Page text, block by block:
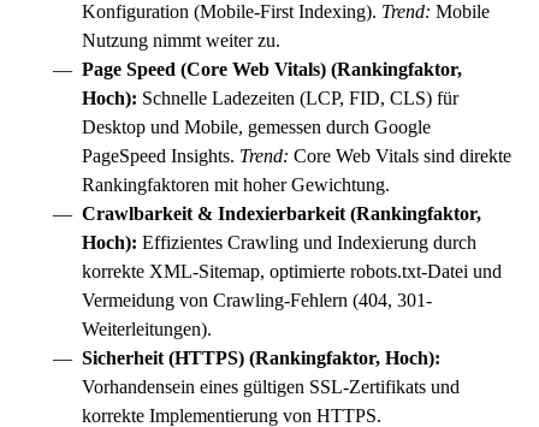
Konfiguration (Mobile-First Indexing). Trend: Mobile
Nutzung nimmt weiter zu.
Page Speed (Core Web Vitals) (Rankingfaktor,
Hoch): Schnelle Ladezeiten (LCP, FID, CLS) für
Desktop und Mobile, gemessen durch Google
PageSpeed Insights. Trend: Core Web Vitals sind direkte
Rankingfaktoren mit hoher Gewichtung.
Crawlbarkeit & Indexierbarkeit (Rankingfaktor,
Hoch): Effizientes Crawling und Indexierung durch
korrekte XML-Sitemap, optimierte robots.txt-Datei und
Vermeidung von Crawling-Fehlern (404, 301-
Weiterleitungen).
Sicherheit (HTTPS) (Rankingfaktor, Hoch):
Vorhandensein eines gültigen SSL-Zertifikats und
korrekte Implementierung von HTTPS.